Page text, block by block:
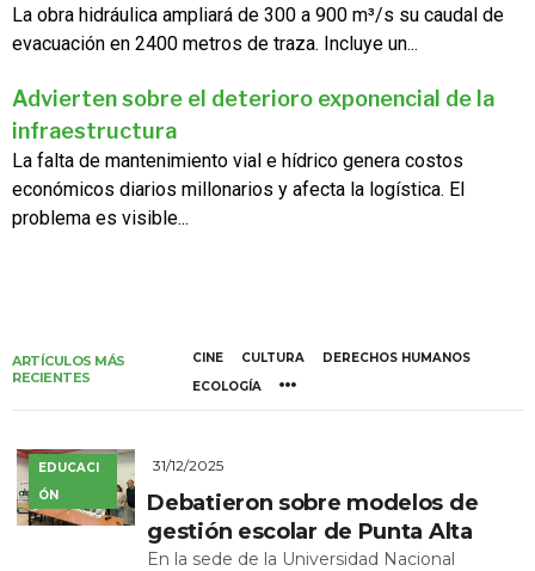
La obra hidráulica ampliará de 300 a 900 m³/s su caudal de
evacuación en 2400 metros de traza. Incluye un...
Advierten sobre el deterioro exponencial de la
infraestructura
La falta de mantenimiento vial e hídrico genera costos
económicos diarios millonarios y afecta la logística. El
problema es visible...
ARTÍCULOS MÁS
RECIENTES
CINE CULTURA
DERECHOS HUMANOS
ECOLOGÍA
EDUCACI
ÓN
31/12/2025
Debatieron sobre modelos de
gestión escolar de Punta Alta
En la sede de la Universidad Nacional